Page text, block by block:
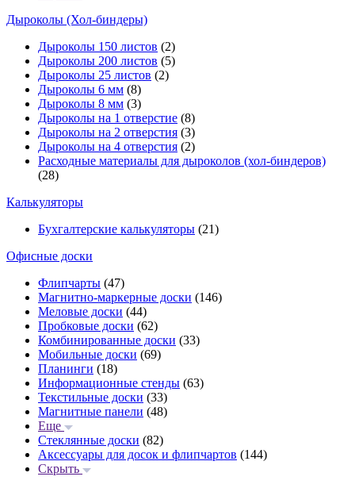
Дыроколы (Хол-биндеры)
Дыроколы 150 листов (2)
Дыроколы 200 листов (5)
Дыроколы 25 листов (2)
Дыроколы 6 мм (8)
Дыроколы 8 мм (3)
Дыроколы на 1 отверстие (8)
Дыроколы на 2 отверстия (3)
Дыроколы на 4 отверстия (2)
Расходные материалы для дыроколов (хол-биндеров)
(28)
Калькуляторы
Бухгалтерские калькуляторы (21)
Офисные доски
Флипчарты (47)
Магнитно-маркерные доски (146)
Меловые доски (44)
Пробковые доски (62)
Комбинированные доски (33)
Мобильные доски (69)
Планинги (18)
Информационные стенды (63)
Текстильные доски (33)
Магнитные панели (48)
Еще
Стеклянные доски (82)
Аксессуары для досок и флипчартов (144)
Скрыть